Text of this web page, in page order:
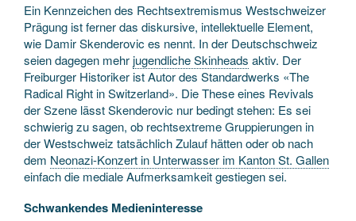
Ein Kennzeichen des Rechtsextremismus Westschweizer
Prägung ist ferner das diskursive, intellektuelle Element,
wie Damir Skenderovic es nennt. In der Deutschschweiz
seien dagegen mehrjugendliche Skinheads aktiv. Der
Freiburger Historiker ist Autor des Standardwerks «The
Radical Right in Switzerland». Die These eines Revivals
der Szene lässt Skenderovic nur bedingt stehen: Es sei
schwierig zu sagen, ob rechtsextreme Gruppierungen in
der Westschweiz tatsächlich Zulauf hätten oder ob nach
dem Neonazi-Konzert in Unterwasser im Kanton St. Gallen
einfach die mediale Aufmerksamkeit gestiegen sei.
Schwankendes Medieninteresse